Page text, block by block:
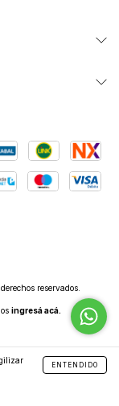
ENTENDIDO
reservados.
ingresá acá.